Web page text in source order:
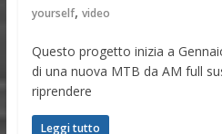
yourself, video
Questo progetto inizia a
di una nuova MTB da AM full
riprendere
Leggi tutto